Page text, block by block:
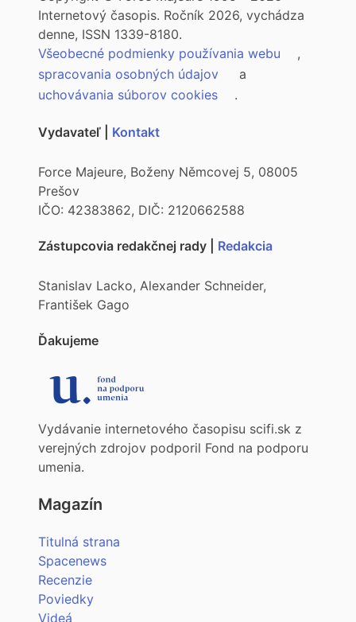
Internetový časopis. Ročník 2026, vychádza
denne, ISSN 1339-8180.
Všeobecné podmienky používania webu
,
spracovania osobných údajov
a
uchovávania súborov cookies
.
Vydavateľ | Kontakt
Force Majeure, Boženy Němcovej 5, 08005
Prešov
IČO: 42383862, DIČ: 2120662588
Zástupcovia redakčnej rady | Redakcia
Stanislav Lacko, Alexander Schneider,
František Gago
Ďakujeme
Vydávanie internetového časopisu scifi.sk z
verejných zdrojov podporil Fond na podporu
umenia.
Magazín
Titulná strana
Spacenews
Recenzie
Poviedky
Videá